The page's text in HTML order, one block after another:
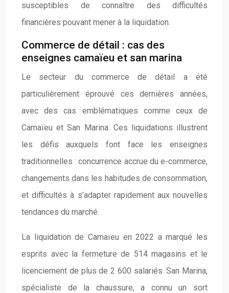
susceptibles de connaître des difficultés
financières pouvant mener à la liquidation.
Commerce de détail : cas des
enseignes camaïeu et san marina
Le secteur du commerce de détail a été
particulièrement éprouvé ces dernières années,
avec des cas emblématiques comme ceux de
Camaïeu et San Marina. Ces liquidations illustrent
les défis auxquels font face les enseignes
traditionnelles : concurrence accrue du e-commerce,
changements dans les habitudes de consommation,
et difficultés à s’adapter rapidement aux nouvelles
tendances du marché.
La liquidation de Camaïeu en 2022 a marqué les
esprits avec la fermeture de 514 magasins et le
licenciement de plus de 2 600 salariés. San Marina,
spécialiste de la chaussure, a connu un sort